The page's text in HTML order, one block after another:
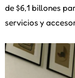
de $6,1 billones
servicios y